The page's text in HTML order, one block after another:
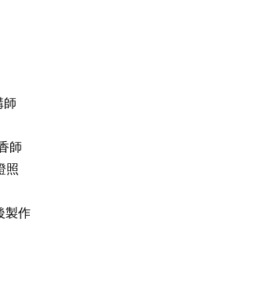
師
師
照
製作